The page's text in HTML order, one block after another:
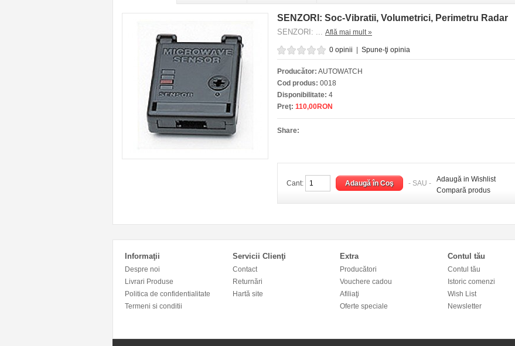
SENZORI: Soc-Vibratii, Volumetrici, Perimetru Radar
SENZORI: ... Află mai mult »
0 opinii Spune-ţi opinia
Producător: AUTOWATCH
Cod produs: 0018
Disponibilitate: 4
Preţ: 110,00RON
Share:
Cant: - SAU - Adaugă in Wishlist
Compară produs
Informaţii
Despre noi
Livrari Produse
Politica de confidentialitate
Termeni si conditii
Servicii Clienţi
Contact
Returnări
Hartă site
Extra
Producători
Vouchere cadou
Afiliaţi
Oferte speciale
Contul tău
Contul tău
Istoric comenzi
Wish List
Newsletter